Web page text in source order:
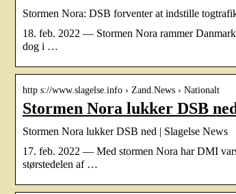
Stormen Nora: DSB forventer at indstille
18. feb. 2022 — Stormen Nora rammer
dog i …
http s://www.slagelse.info › Zand.News › Nationalt
Stormen Nora lukker DSB
Stormen Nora lukker DSB ned | Slagelse News
17. feb. 2022 — Med stormen Nora har DMI
størstedelen af …